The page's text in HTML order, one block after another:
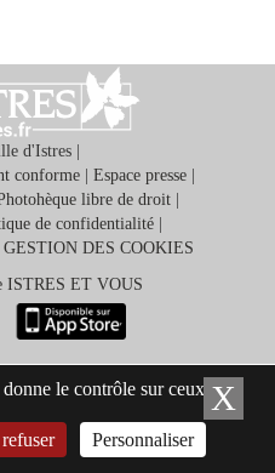
d'Istres |
conforme| Espace presse|
libre de droit|
de confidentialité |
GESTION DES COOKIES
ISTRES ET VOUS
le contrôle sur ceux que
Personnaliser
X